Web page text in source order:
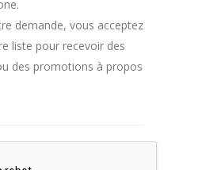
demande, vous acceptez
liste pour recevoir des
des promotions à propos